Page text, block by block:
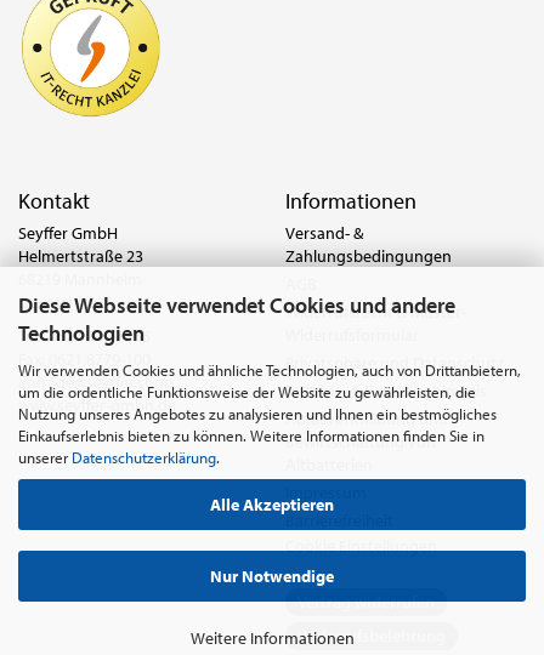
Diese Webseite verwendet Cookies und andere
Technologien
Wir verwenden Cookies und ähnliche Technologien, auch von Drittanbietern,
um die ordentliche Funktionsweise der Website zu gewährleisten, die
Nutzung unseres Angebotes zu analysieren und Ihnen ein bestmögliches
Einkaufserlebnis bieten zu können. Weitere Informationen finden Sie in
unserer Datenschutzerklärung.
Alle Akzeptieren
Nur Notwendige
Weitere Informationen
Kontakt
Seyffer GmbH
Helmertstraße 23
Deutschland
Tel.:0621 8779-555
anfrage@seyffer.shop
www.seyffer-gmbh.de
Informationen
Versand- &
Zahlungsbedingungen
Widerrufsrecht & Muster-
Privatsphäre und Datenschutz
Batterie- & Recyclinghinweis
Abfallvermeidung und
Bewirtschaftung von
Cookie Einstellungen
Vertrag widerrufen
Widerrufsbelehrung